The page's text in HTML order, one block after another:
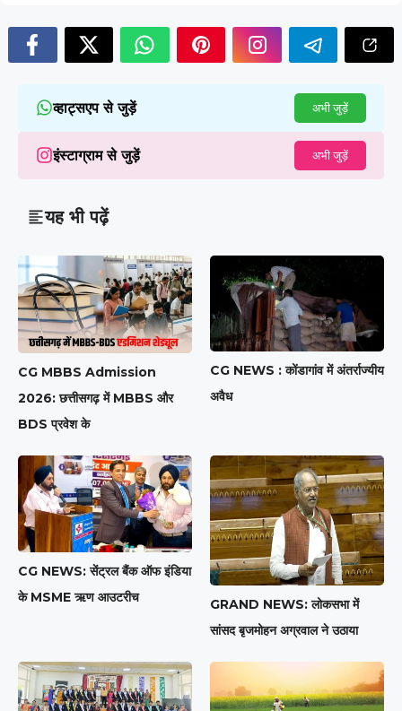
व्हाट्सएप से जुड़ें अभी जुड़ें
इंस्टाग्राम से जुड़ें अभी जुड़ें
यह भी पढ़ें
CG MBBS Admission
2026: छत्तीसगढ़ में MBBS और
BDS प्रवेश के
CG NEWS : कोंडागांव में अंतर्राज्यीय
अवैध
CG NEWS: सेंट्रल बैंक ऑफ इंडिया
के MSME ऋण आउटरीच
GRAND NEWS: लोकसभा में
सांसद बृजमोहन अग्रवाल ने उठाया